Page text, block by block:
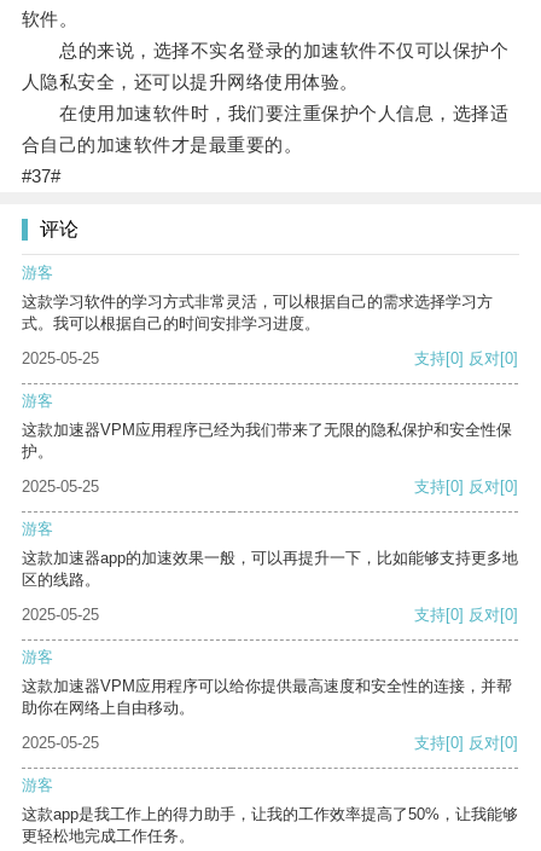
软件。
总的来说，选择不实名登录的加速软件不仅可以保护个
人隐私安全，还可以提升网络使用体验。
在使用加速软件时，我们要注重保护个人信息，选择适
合自己的加速软件才是最重要的。
#37#
评论
游客
这款学习软件的学习方式非常灵活，可以根据自己的需求选择学习方
式。我可以根据自己的时间安排学习进度。
2025-05-25
支持[0] 反对[0]
游客
这款加速器VPM应用程序已经为我们带来了无限的隐私保护和安全性保
护。
2025-05-25
支持[0] 反对[0]
游客
这款加速器app的加速效果一般，可以再提升一下，比如能够支持更多地
区的线路。
2025-05-25
支持[0] 反对[0]
游客
这款加速器VPM应用程序可以给你提供最高速度和安全性的连接，并帮
助你在网络上自由移动。
2025-05-25
支持[0] 反对[0]
游客
这款app是我工作上的得力助手，让我的工作效率提高了50%，让我能够
更轻松地完成工作任务。